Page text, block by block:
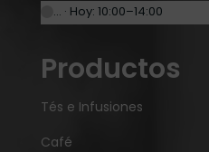
… · Hoy: 10:00–14:00
Productos
Tés e Infusiones
Café